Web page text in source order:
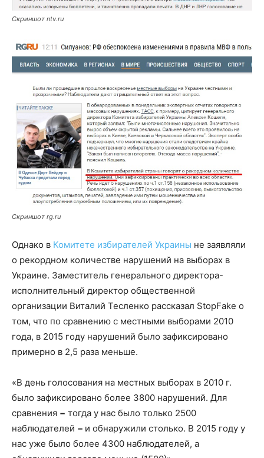
Скриншот ntv.ru
Скриншот rg.ru
Однако в Комитете избирателей Украины не заявляли
о рекордном количестве нарушений на выборах в
Украине. Заместитель генерального директора-
исполнительный директор общественной
организации Виталий Тесленко рассказал StopFake о
том, что по сравнению с местными выборами 2010
года, в 2015 году нарушений было зафиксировано
примерно в 2,5 раза меньше.
«В день голосования на местных выборах в 2010 г.
было зафиксировано более 3800 нарушений. Для
сравнения − тогда у нас было только 2500
наблюдателей − и обнаружили столько. В 2015 году у
нас уже было более 4300 наблюдателей, а